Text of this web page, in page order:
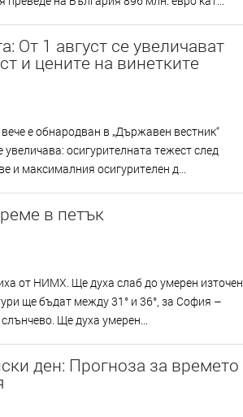
От 1 август се увеличават
и цените на винетките
е обнародван в „Държавен вестник“
осигурителната тежест след
и максималния осигурителен д...
в петък
от НИМХ. Ще духа слаб до умерен източен
ще бъдат между 31° и 36°, за София –
Ще духа умерен...
ден: Прогноза за времето